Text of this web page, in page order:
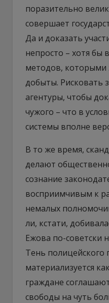
поразительно
совершает
Да и доказать
непросто – хотя бы
методов, которыми
добыты. Рисковать
агентуры, чтобы
чужого – что в
системы вполне
В то же время,
делают
сознание
восприимчивым к
немалых
ли, кстати,
Ежова по-советски
Тень полицейского
материализуется
граждане
свободы на чуть